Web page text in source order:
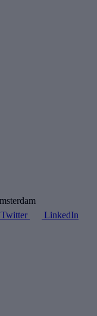
Twitter LinkedIn